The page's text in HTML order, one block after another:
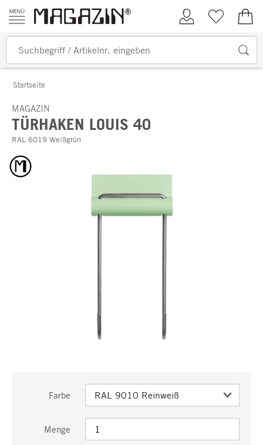
Zum Inhalt springen
Kundenkonto
Merkliste
Startseite
MAGAZIN
TÜRHAKEN LOUIS 40
RAL 6019 Weißgrün
Farbe
Menge